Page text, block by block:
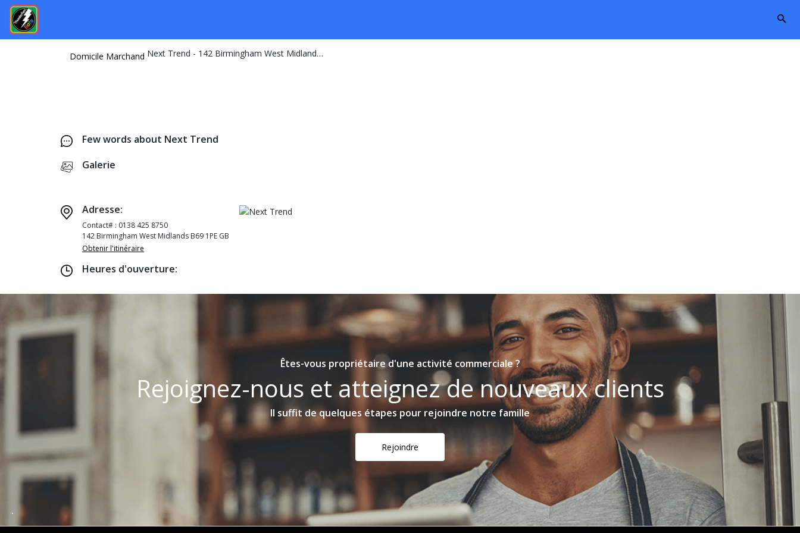
Domicile Marchand Next Trend - 142 Birmingham West Midlands B69 1PE GB
Few words about Next Trend
Galerie
Adresse:
Contact# : 0138 425 8750
142 Birmingham West Midlands B69 1PE GB
Obtenir l'itinéraire
Heures d'ouverture:
Êtes-vous propriétaire d'une activité commerciale ?
Rejoignez-nous et atteignez de nouveaux clients
Il suffit de quelques étapes pour rejoindre notre famille
Rejoindre